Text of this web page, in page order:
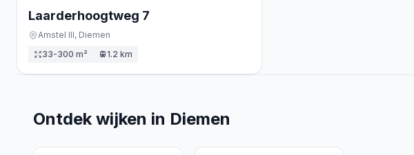
Laarderhoogtweg 7
Amstel III, Diemen
33-300 m²
1.2 km
Ontdek wijken in Diemen